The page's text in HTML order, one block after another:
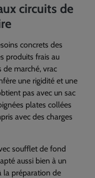
circuits de
concrets des
produits frais au
de marché, vrac
une rigidité et une
pas avec un sac
plates collées
avec des charges
soufflet de fond
aussi bien à un
la préparation de